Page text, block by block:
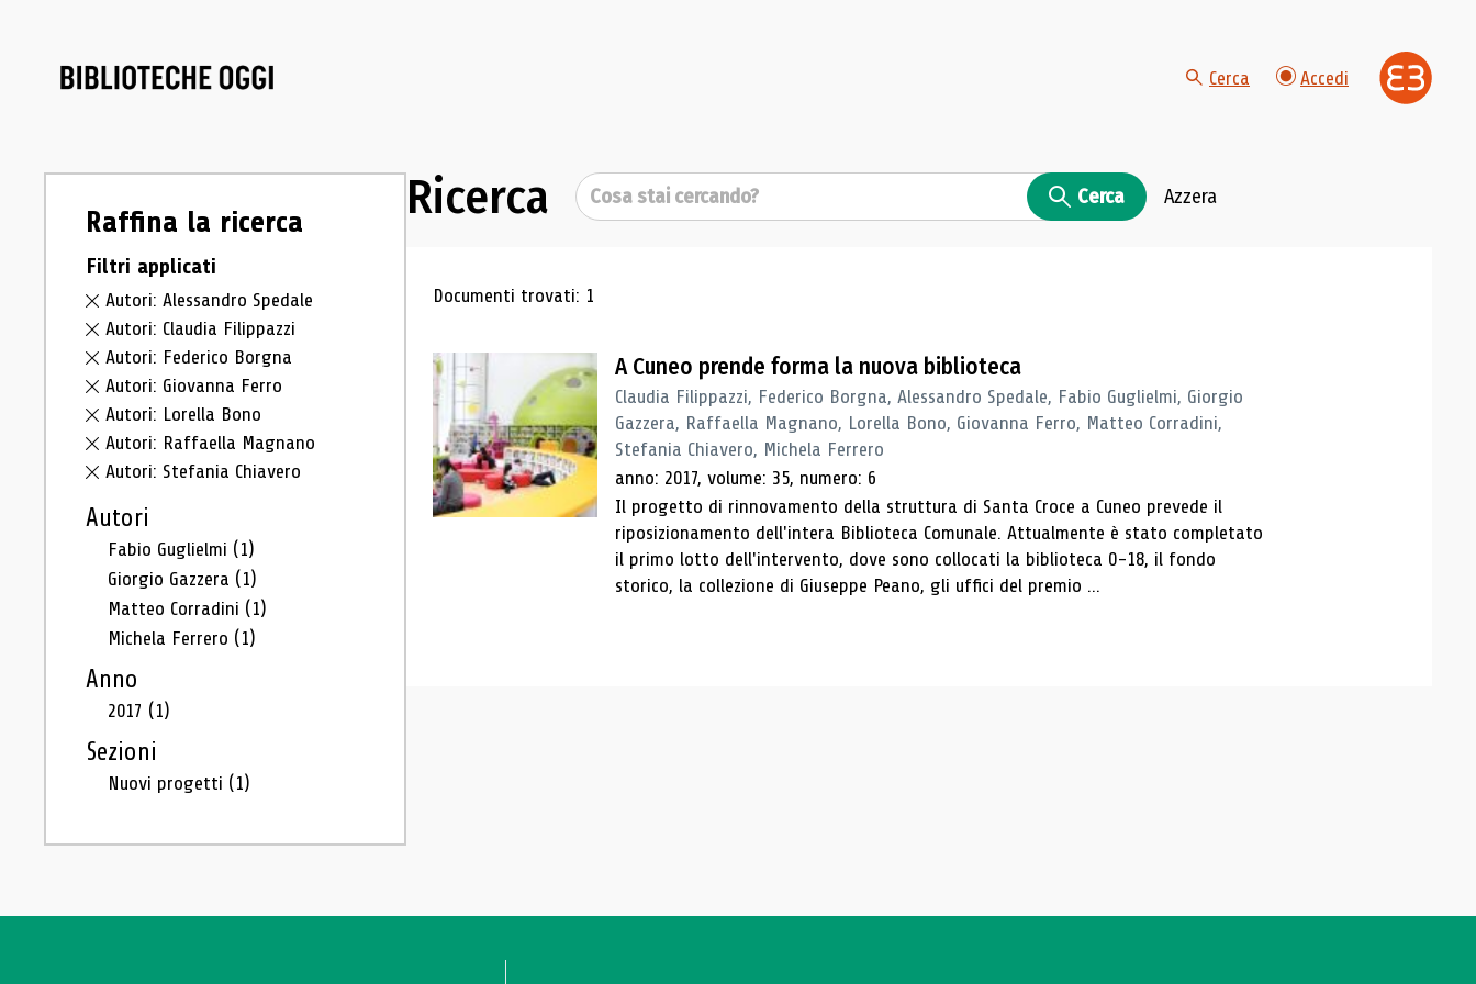
Cerca Accedi
Raffina la ricerca
Filtri applicati
Autori: Alessandro Spedale
Autori: Claudia Filippazzi
Autori: Federico Borgna
Autori: Giovanna Ferro
Autori: Lorella Bono
Autori: Raffaella Magnano
Autori: Stefania Chiavero
Autori
Fabio Guglielmi (1)
Giorgio Gazzera (1)
Matteo Corradini (1)
Michela Ferrero (1)
Anno
2017 (1)
Sezioni
Nuovi progetti (1)
Ricerca Cerca Cerca Azzera
Risultati di ricerca
Documenti trovati: 1
A Cuneo prende forma la nuova biblioteca
Claudia Filippazzi, Federico Borgna, Alessandro Spedale, Fabio Guglielmi, Giorgio
Gazzera, Raffaella Magnano, Lorella Bono, Giovanna Ferro, Matteo Corradini,
Stefania Chiavero, Michela Ferrero
anno: 2017, volume: 35, numero: 6
Il progetto di rinnovamento della struttura di Santa Croce a Cuneo prevede il
riposizionamento dell'intera Biblioteca Comunale. Attualmente è stato completato
il primo lotto dell'intervento, dove sono collocati la biblioteca 0-18, il fondo
storico, la collezione di Giuseppe Peano, gli uffici del premio ...